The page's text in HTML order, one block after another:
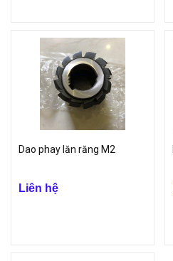
Dao phay lăn răng M2
Liên hệ